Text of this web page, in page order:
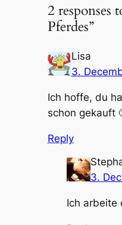
2 responses
Pferdes”
Lisa
3.
Ich hoffe, du
schon gekauft
Reply
3.
Ich arbeite